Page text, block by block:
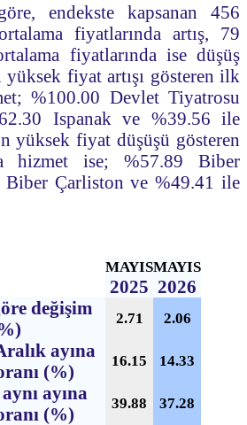
endekste kapsanan 456
fiyatlarında artış, 79
fiyatlarında ise düşüş
fiyat artışı gösteren ilk
%100.00 Devlet Tiyatrosu
Ispanak ve %39.56 ile
yüksek fiyat düşüşü gösteren
ise; %57.89 Biber
Biber Çarliston ve %49.41 ile
MAYISMAYIS
2025 2026
değişim
2.71 2.06
ayına
(%)
16.15 14.33
ayına
(%)
39.88 37.28